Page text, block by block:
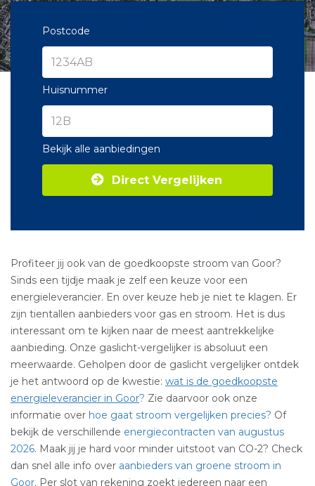
Postcode
Huisnummer
Bekijk alle aanbiedingen
Direct Vergelijken
Profiteer jij ook van de goedkoopste stroom van Goor?
Sinds een tijdje maak je zelf een keuze voor een
energieleverancier. En over keuze heb je niet te klagen. Er
zijn tientallen aanbieders voor gas en stroom. Het is dus
interessant om te kijken naar de meest aantrekkelijke
aanbieding. Onze gaslicht-vergelijker is absoluut een
meerwaarde. Geholpen door de gaslicht vergelijker ontdek
je het antwoord op de kwestie: wat is de goedkoopste
energieleverancier in Goor? Zie daarvoor ook onze
informatie over hoe gaat stroom vergelijken precies? Of
bekijk de verschillende energiecontracten van augustus
2026. Maak jij je hard voor minder uitstoot van CO-2? Check
dan snel alle info over aanbieders van groene stroom in
Goor. Per slot van rekening zoekt iedereen naar een